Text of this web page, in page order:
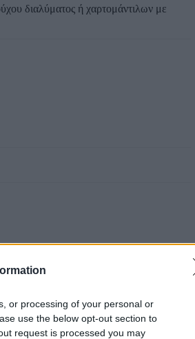
or processing of your personal or
use the below opt-out section to
request is processed you may
διαλύματος ή χαρτομάντιλων με